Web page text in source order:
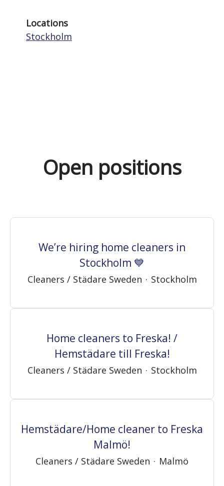
Locations
Stockholm
Open positions
We’re hiring home cleaners in
Stockholm 💙
Cleaners / Städare Sweden · Stockholm
Home cleaners to Freska! /
Hemstädare till Freska!
Cleaners / Städare Sweden · Stockholm
Hemstädare/Home cleaner to Freska
Malmö!
Cleaners / Städare Sweden · Malmö